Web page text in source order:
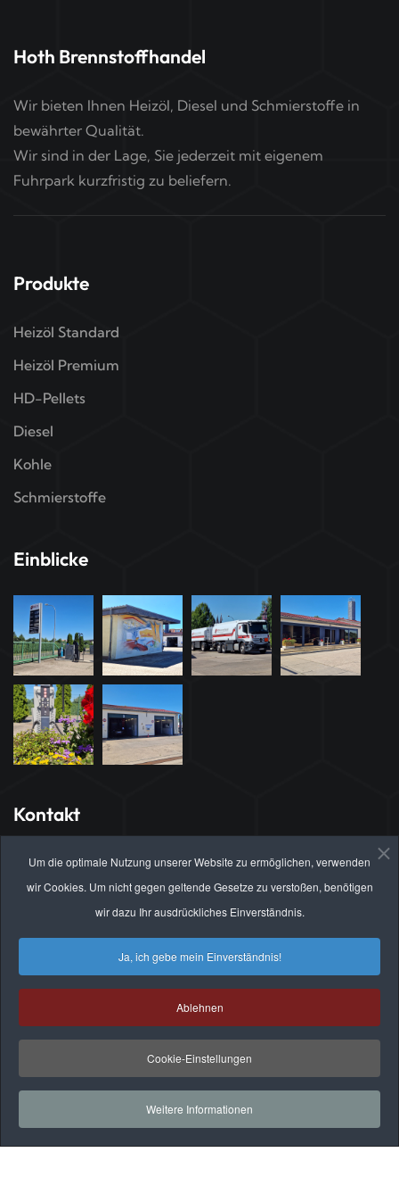
Um die optimale Nutzung unserer Website zu ermöglichen, verwenden
wir Cookies. Um nicht gegen geltende Gesetze zu verstoßen, benötigen
wir dazu Ihr ausdrückliches Einverständnis.
Ja, ich gebe mein Einverständnis!
Ablehnen
Cookie-Einstellungen
Weitere Informationen
Hoth Brennstoffhandel
Wir bieten Ihnen Heizöl, Diesel und Schmierstoffe in
bewährter Qualität.
Wir sind in der Lage, Sie jederzeit mit eigenem
Fuhrpark kurzfristig zu beliefern.
Produkte
Heizöl Standard
Heizöl Premium
HD-Pellets
Diesel
Kohle
Schmierstoffe
Einblicke
Kontakt
Hauptsitz Brandenburg
Brahmsstrasse 21
14772 Brandenburg an der Havel
info@hoth-online.de
03381 / 30 35 49